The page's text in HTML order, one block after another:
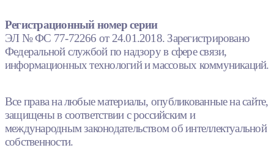
Регистрационный номер серии
ЭЛ № ФС 77-72266 от 24.01.2018. Зарегистрировано
Федеральной службой по надзору в сфере связи,
информационных технологий и массовых коммуникаций.
Все права на любые материалы, опубликованные на сайте,
защищены в соответствии с российским и
международным законодательством об интеллектуальной
собственности.